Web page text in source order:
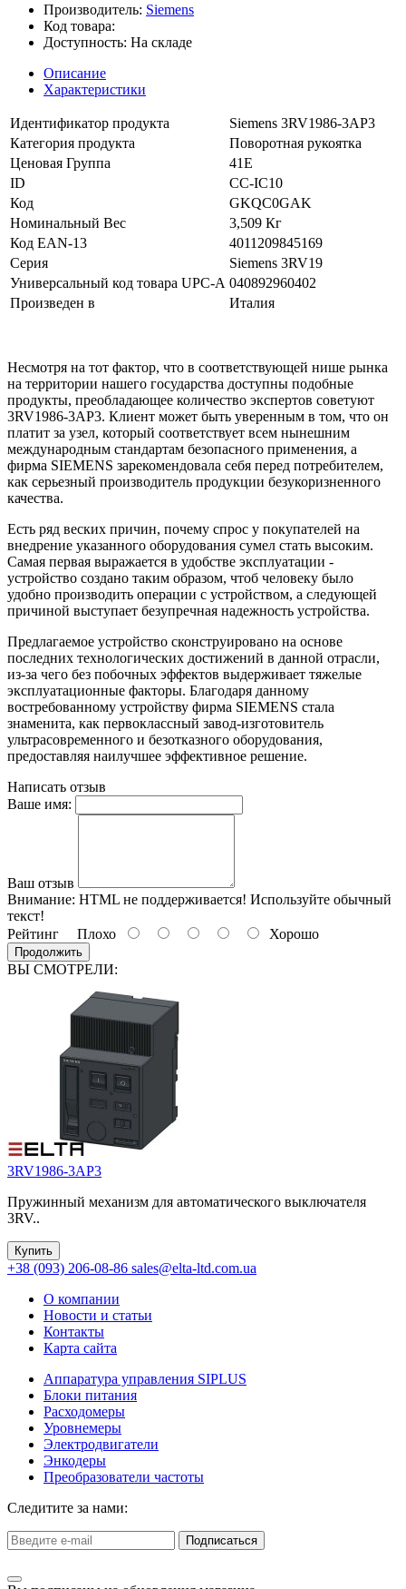
Производитель: Siemens
Код товара:
Доступность: На складе
Описание
Характеристики
Идентификатор продукта
Siemens 3RV1986-3AP3
Категория продукта
Поворотная рукоятка
Ценовая Группа
41E
ID
CC-IC10
Код
GKQC0GAK
Номинальный Вес
3,509 Кг
Код EAN-13
4011209845169
Серия
Siemens 3RV19
Универсальный код товара UPC-A 040892960402
Произведен в
Италия
Несмотря на тот фактор, что в соответствующей нише рынка
на территории нашего государства доступны подобные
продукты, преобладающее количество экспертов советуют
3RV1986-3AP3. Клиент может быть уверенным в том, что он
платит за узел, который соответствует всем нынешним
международным стандартам безопасного применения, а
фирма SIEMENS зарекомендовала себя перед потребителем,
как серьезный производитель продукции безукоризненного
качества.
Есть ряд веских причин, почему спрос у покупателей на
внедрение указанного оборудования сумел стать высоким.
Самая первая выражается в удобстве эксплуатации -
устройство создано таким образом, чтоб человеку было
удобно производить операции с устройством, а следующей
причиной выступает безупречная надежность устройства.
Предлагаемое устройство сконструировано на основе
последних технологических достижений в данной отрасли,
из-за чего без побочных эффектов выдерживает тяжелые
эксплуатационные факторы. Благодаря данному
востребованному устройству фирма SIEMENS стала
знаменита, как первоклассный завод-изготовитель
ультрасовременного и безотказного оборудования,
предоставляя наилучшее эффективное решение.
Написать отзыв
Ваше имя:
Ваш отзыв
Внимание: HTML не поддерживается! Используйте обычный
текст!
Рейтинг Плохо Хорошо
Продолжить
ВЫ СМОТРЕЛИ:
3RV1986-3AP3
Пружинный механизм для автоматического выключателя
3RV..
Купить
+38 (093) 206-08-86 sales@elta-ltd.com.ua
О компании
Новости и статьи
Контакты
Карта сайта
Аппаратура управления SIPLUS
Блоки питания
Расходомеры
Уровнемеры
Электродвигатели
Энкодеры
Преобразователи частоты
Следитите за нами:
Подписаться